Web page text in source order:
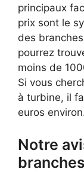
principaux
prix sont le
des
pourrez
moins de
Si vous
à turbine, il
euros
Notre